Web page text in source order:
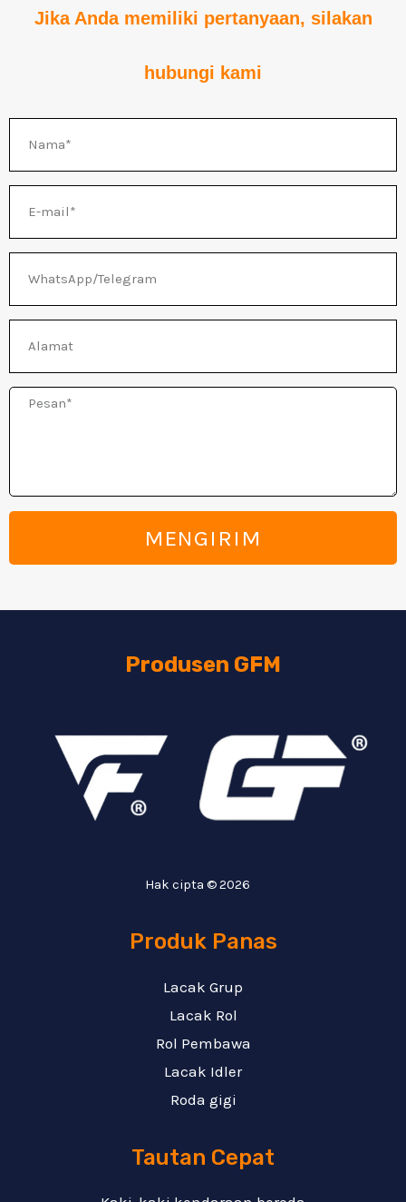
Jika Anda memiliki pertanyaan, silakan
hubungi kami
Pesan
MENGIRIM
Produsen GFM
Hak cipta © 2026
Produk Panas
Lacak Grup
Lacak Rol
Rol Pembawa
Lacak Idler
Roda gigi
Tautan Cepat